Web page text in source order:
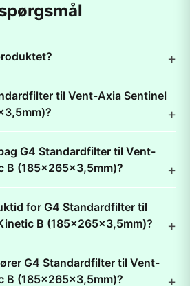
til Vent-Axia Sentinel
G4 Standardfilter til Vent-
B (185x265x3,5mm)?
for G4 Standardfilter til
B (185x265x3,5mm)?
G4 Standardfilter til Vent-
B (185x265x3,5mm)?